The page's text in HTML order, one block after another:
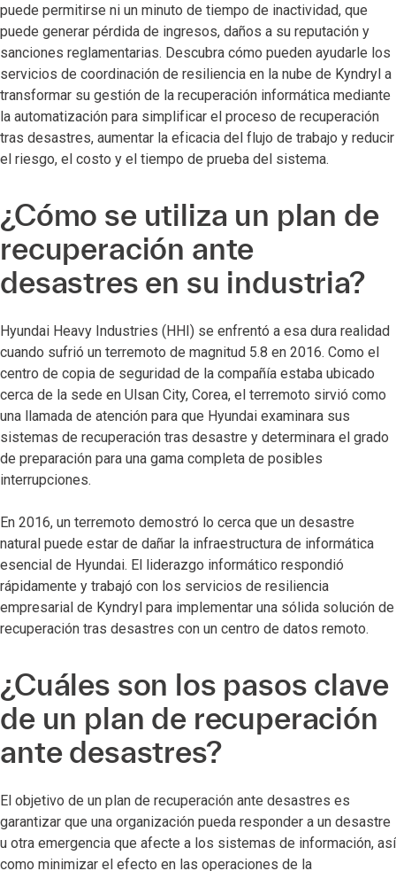
puede permitirse ni un minuto de tiempo de inactividad, que
puede generar pérdida de ingresos, daños a su reputación y
sanciones reglamentarias. Descubra cómo pueden ayudarle los
servicios de coordinación de resiliencia en la nube de Kyndryl a
transformar su gestión de la recuperación informática mediante
la automatización para simplificar el proceso de recuperación
tras desastres, aumentar la eficacia del flujo de trabajo y reducir
el riesgo, el costo y el tiempo de prueba del sistema.
¿Cómo se utiliza un plan de
recuperación ante
desastres en su industria?
Hyundai Heavy Industries (HHI) se enfrentó a esa dura realidad
cuando sufrió un terremoto de magnitud 5.8 en 2016. Como el
centro de copia de seguridad de la compañía estaba ubicado
cerca de la sede en Ulsan City, Corea, el terremoto sirvió como
una llamada de atención para que Hyundai examinara sus
sistemas de recuperación tras desastre y determinara el grado
de preparación para una gama completa de posibles
interrupciones.
En 2016, un terremoto demostró lo cerca que un desastre
natural puede estar de dañar la infraestructura de informática
esencial de Hyundai. El liderazgo informático respondió
rápidamente y trabajó con los servicios de resiliencia
empresarial de Kyndryl para implementar una sólida solución de
recuperación tras desastres con un centro de datos remoto.
¿Cuáles son los pasos clave
de un plan de recuperación
ante desastres?
El objetivo de un plan de recuperación ante desastres es
garantizar que una organización pueda responder a un desastre
u otra emergencia que afecte a los sistemas de información, así
como minimizar el efecto en las operaciones de la